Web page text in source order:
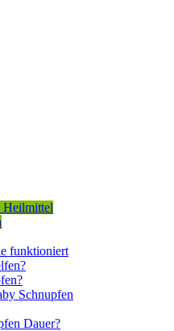
Heilmittel
funktioniert
Schnupfen
Dauer?